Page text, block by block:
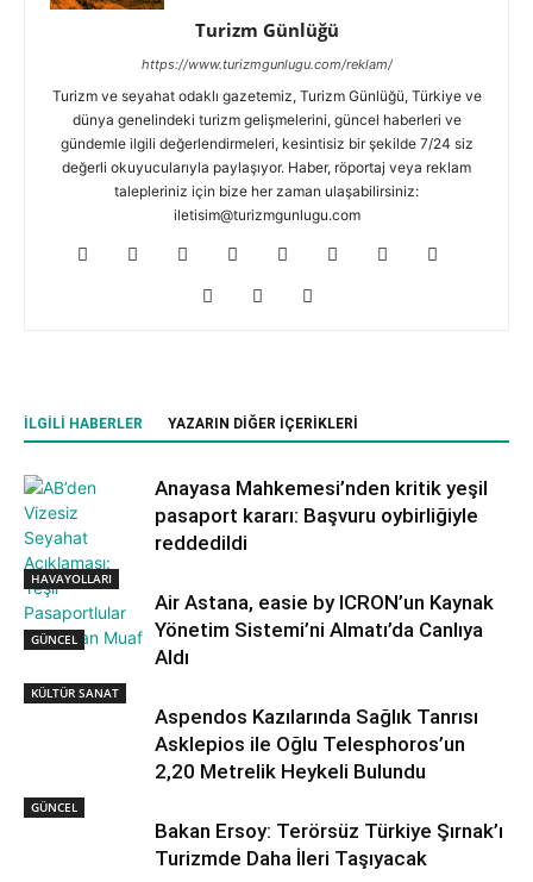
Turizm Günlüğü
https://www.turizmgunlugu.com/reklam/
Turizm ve seyahat odaklı gazetemiz, Turizm Günlüğü, Türkiye ve
dünya genelindeki turizm gelişmelerini, güncel haberleri ve
gündemle ilgili değerlendirmeleri, kesintisiz bir şekilde 7/24 siz
değerli okuyucularıyla paylaşıyor. Haber, röportaj veya reklam
talepleriniz için bize her zaman ulaşabilirsiniz:
iletisim@turizmgunlugu.com
İLGILI HABERLER YAZARIN DIĞER İÇERIKLERI
GÜNCEL
Anayasa Mahkemesi’nden kritik yeşil
pasaport kararı: Başvuru oybirliğiyle
reddedildi
HAVAYOLLARI
Air Astana, easie by ICRON’un Kaynak
Yönetim Sistemi’ni Almatı’da Canlıya
Aldı
KÜLTÜR SANAT
Aspendos Kazılarında Sağlık Tanrısı
Asklepios ile Oğlu Telesphoros’un
2,20 Metrelik Heykeli Bulundu
GÜNCEL
Bakan Ersoy: Terörsüz Türkiye Şırnak’ı
Turizmde Daha İleri Taşıyacak